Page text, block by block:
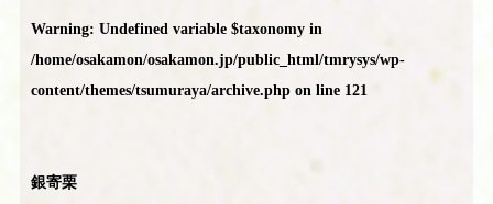
Warning: Undefined variable $taxonomy in
/home/osakamon/osakamon.jp/public_html/tmrysys/wp-
content/themes/tsumuraya/archive.php on line 121
銀寄栗